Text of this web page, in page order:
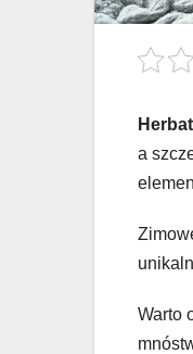
a
Warto